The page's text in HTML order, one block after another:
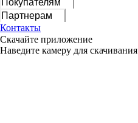
Покупателям
Партнерам
Контакты
Скачайте приложение
Наведите камеру для скачивания